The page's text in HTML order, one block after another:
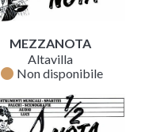
MEZZANOTA
Altavilla
fiber_manual_record Non disponibile